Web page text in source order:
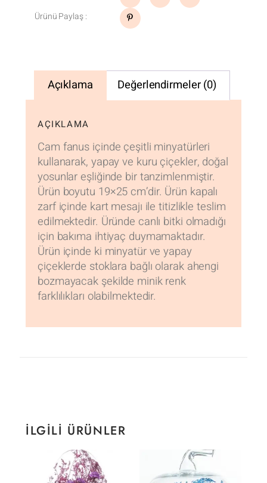
Ürünü Paylaş :
Açıklama Değerlendirmeler (0)
AÇIKLAMA
Cam fanus içinde çeşitli minyatürleri
kullanarak, yapay ve kuru çiçekler, doğal
yosunlar eşliğinde bir tanzimlenmiştir.
Ürün boyutu 19×25 cm’dir. Ürün kapalı
zarf içinde kart mesajı ile titizlikle teslim
edilmektedir. Üründe canlı bitki olmadığı
için bakıma ihtiyaç duymamaktadır.
Ürün içinde ki minyatür ve yapay
çiçeklerde stoklara bağlı olarak ahengi
bozmayacak şekilde minik renk
farklılıkları olabilmektedir.
İLGILI ÜRÜNLER